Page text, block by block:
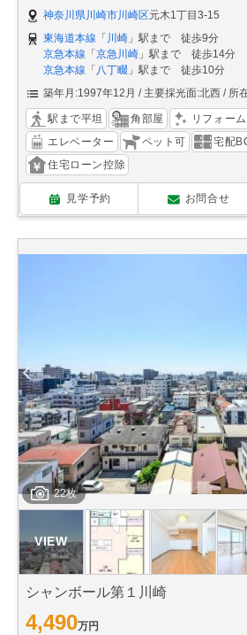
神奈川県川崎市川崎区元木1丁目3-15
東海道本線 「 川崎 」駅まで 徒歩9分
京急本線 「 京急川崎 」駅まで 徒歩14分
京急本線 「 八丁畷 」駅まで 徒歩10分
築年月:1997年12月
主要採光面:北西 所
駅まで平坦 角部屋
リフォー
エレベーター
ペット可 宅配
住宅ローン控除
見学予約 お問合せ
22枚
シャンボール第１川崎
4,490万円